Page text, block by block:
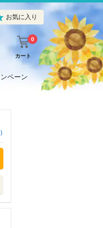
お気に入り
カート
0
ペーン